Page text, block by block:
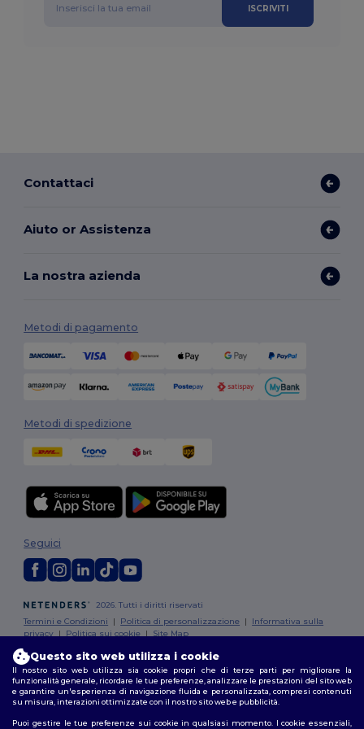
ISCRIVITI
Contattaci
Aiuto or Assistenza
La nostra azienda
Metodi di pagamento
Metodi di spedizione
2026. Tutti i diritti riservati
Termini e Condizioni | Politica di personalizzazione | Informativa sulla
privacy | Politica sui cookie | Site Map
Seguici
Roma|Milano|Napoli | Torino | Palermo| Genova |Bologna| Firenze
Catania|Bari
Questo sito web utilizza i cookie
Il nostro sito web utilizza sia cookie propri che di terze parti per migliorare la
funzionalità generale, ricordare le tue preferenze, analizzare le prestazioni del sito web
e garantire un'esperienza di navigazione fluida e personalizzata, compresi contenuti
su misura, interazioni ottimizzate con il nostro sito web e pubblicità.
Puoi gestire le tue preferenze sui cookie in qualsiasi momento. I cookie essenziali,